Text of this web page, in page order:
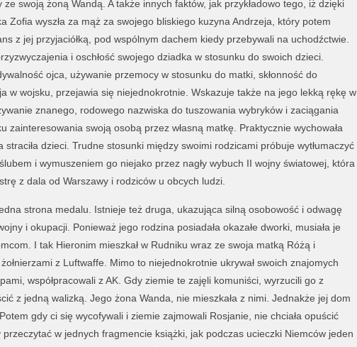
ze swoją żoną Wandą. A także innych faktów, jak przykładowo tego, iż dzięki
Zofia wyszła za mąż za swojego bliskiego kuzyna Andrzeja, który potem
z jej przyjaciółką, pod wspólnym dachem kiedy przebywali na uchodźctwie.
i oschłość swojego dziadka w stosunku do swoich dzieci.
ojca, używanie przemocy w stosunku do matki, skłonność do
w wojsku, przejawia się niejednokrotnie. Wskazuje także na jego lekką rękę w
znanego, rodowego nazwiska do tuszowania wybryków i zaciągania
zainteresowania swoją osobą przez własną matkę. Praktycznie wychowała
dzieci. Trudne stosunki między swoimi rodzicami próbuje wytłumaczyć
i wymuszeniem go niejako przez nagły wybuch II wojny światowej, która
z dala od Warszawy i rodziców u obcych ludzi.
strona medalu. Istnieje też druga, ukazująca silną osobowość i odwagę
i okupacji. Ponieważ jego rodzina posiadała okazałe dworki, musiała je
I tak Hieronim mieszkał w Rudniku wraz ze swoja matką Różą i
z Luftwaffe. Mimo to niejednokrotnie ukrywał swoich znajomych
współpracowali z AK. Gdy ziemie te zajęli komuniści, wyrzucili go z
z jedną walizką. Jego żona Wanda, nie mieszkała z nimi. Jednakże jej dom
gdy ci się wycofywali i ziemie zajmowali Rosjanie, nie chciała opuścić
w jednych fragmencie książki, jak podczas ucieczki Niemców jeden